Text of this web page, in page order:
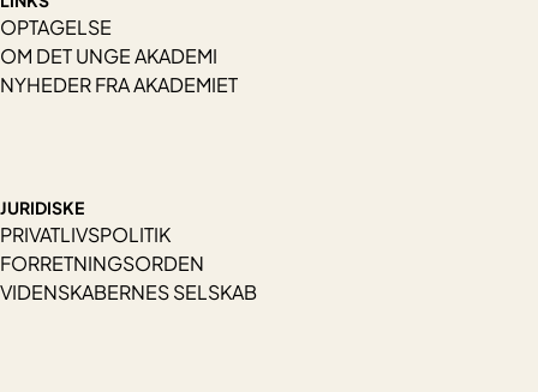
OPTAGELSE
OM DET UNGE AKADEMI
NYHEDER FRA AKADEMIET
JURIDISKE
PRIVATLIVSPOLITIK
FORRETNINGSORDEN
VIDENSKABERNES SELSKAB